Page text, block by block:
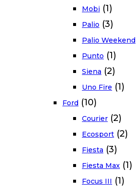
Mobi (1)
Palio (3)
Palio Weekend
Punto (1)
Siena (2)
Uno Fire (1)
Ford (10)
Courier (2)
Ecosport (2)
Fiesta (3)
Fiesta Max (1)
Focus III (1)